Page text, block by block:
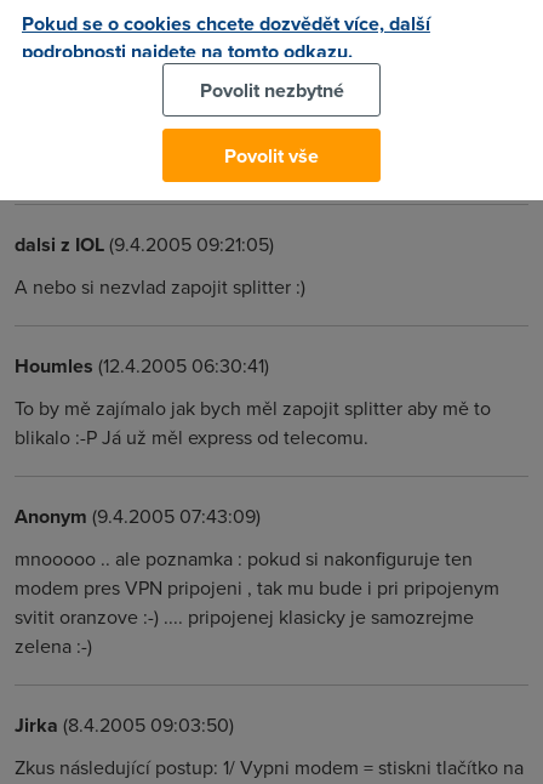
sesynchronizovat s dslamem. Az kdyz zacne oranzove svitit,
tak je linka aktivni a ma smysl delat nejaky nastaveni
(8.4.2005 19:04:36)
ano je to tak nemas to jeste aktiv na dslamu.musis pockat
dalsi z IOL(9.4.2005 09:21:05)
A nebo si nezvlad zapojit splitter :)
Houmles (12.4.2005 06:30:41)
To by mě zajímalo jak bych měl zapojit splitter aby mě to
blikalo :-P Já už měl express od telecomu.
Anonym (9.4.2005 07:43:09)
mnooooo .. ale poznamka : pokud si nakonfiguruje ten
modem pres VPN pripojeni , tak mu bude i pri pripojenym
svitit oranzove :-) .... pripojenej klasicky je samozrejme
zelena :-)
Jirka (8.4.2005 09:03:50)
Zkus následující postup: 1/ Vypni modem = stiskni tlačítko na
Pokud se o cookies chcete dozvědět více, další
podrobnosti najdete na tomto odkazu.
Povolit nezbytné
Povolit vše